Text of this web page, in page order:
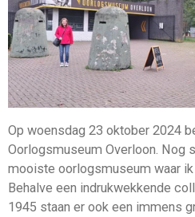
Op woensdag 23 oktober 2024
Oorlogsmuseum Overloon. Nog
mooiste oorlogsmuseum waar
Behalve een indrukwekkende
1945 staan er ook een immens